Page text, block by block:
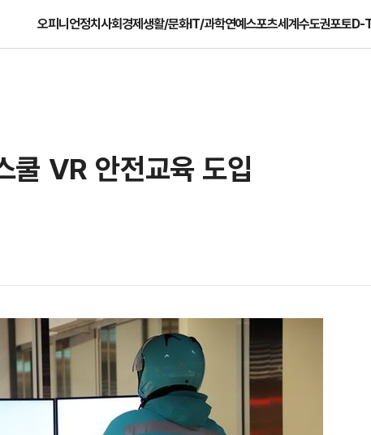
오피니언정치사회경제생활/문화IT/과학연예스포츠세계수도권포토D-
쿨 VR 안전교육 도입